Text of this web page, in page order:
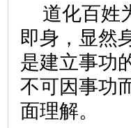
道化百姓
即身，显然
是建立事功
不可因事功
面理解。